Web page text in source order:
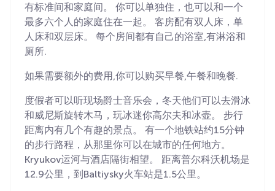
有标准间和家庭间。 你可以单独住，也可以和一个
最多六个人的家庭住在一起。 客房配有双人床，单
人床和双层床。 每个房间都有自己的浴室,有淋浴和
厕所.
如果需要额外的费用,你可以购买早餐,午餐和晚餐.
度假者可以听现场爵士音乐会，冬天他们可以去滑冰
和威尼斯旋转木马，玩冰迷你高尔夫和冰壶。 步行
距离内有几个有趣的景点。 有一个地铁站约15分钟
的步行路程，从那里你可以在城市的任何地方。
Kryukov运河与酒店隔街相望。 距离普尔科沃机场是
12.9公里，到Baltiysky火车站是1.5公里。